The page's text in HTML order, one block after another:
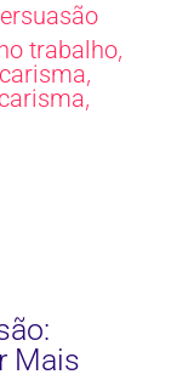
trabalho,
,
,
Mais